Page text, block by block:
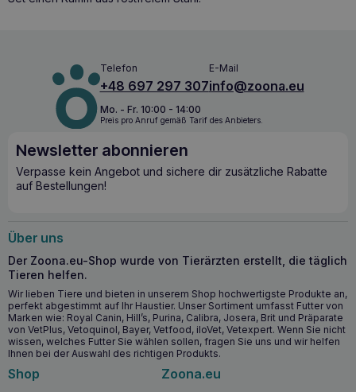
Telefon
+48 697 297 307
E-Mail
info@zoona.eu
Mo. - Fr. 10:00 - 14:00
Preis pro Anruf gemäß Tarif des Anbieters.
Newsletter abonnieren
Verpasse kein Angebot und sichere dir zusätzliche Rabatte
auf Bestellungen!
Über uns
Der Zoona.eu-Shop wurde von Tierärzten erstellt, die täglich
Tieren helfen.
Wir lieben Tiere und bieten in unserem Shop hochwertigste Produkte an,
perfekt abgestimmt auf Ihr Haustier. Unser Sortiment umfasst Futter von
Marken wie: Royal Canin, Hill’s, Purina, Calibra, Josera, Brit und Präparate
von VetPlus, Vetoquinol, Bayer, Vetfood, iloVet, Vetexpert. Wenn Sie nicht
wissen, welches Futter Sie wählen sollen, fragen Sie uns und wir helfen
Ihnen bei der Auswahl des richtigen Produkts.
Shop Zoona.eu